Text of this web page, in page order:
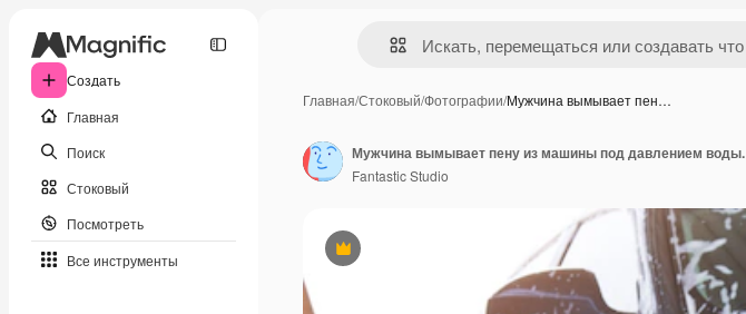
Создать
Главная
Поиск
Стоковый
Посмотреть
Все инструменты
Главная/Стоковый/Фотографии/Мужчина вымывает пен…
Премиум
Мужчина вымывает пену из машины под давлением воды.
Fantastic Studio